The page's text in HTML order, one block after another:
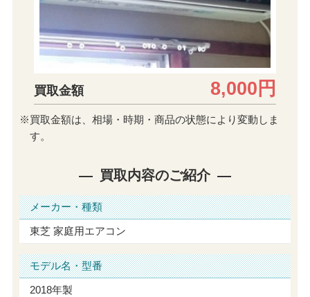
買取金額 8,000円
※買取金額は、相場・時期・商品の状態により変動しま
す。
買取内容のご紹介
メーカー・種類
東芝 家庭用エアコン
モデル名・型番
2018年製